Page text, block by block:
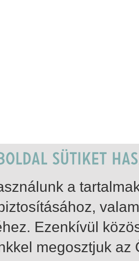
a
Ezenkívül
megosztjuk